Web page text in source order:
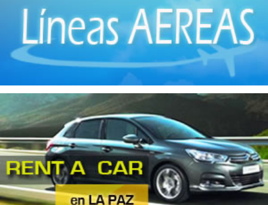
Llantas
Maquinaria (1)
Matanza de Ganado
Metales No Ferrosos(4)
Molinos
(1)
Muebles de madera
Muebles metálicos(3)
Panaderías (2)
Pinturas(1)